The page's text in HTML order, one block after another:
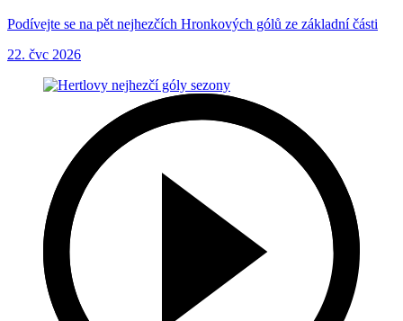
Podívejte se na pět nejhezčích Hronkových gólů ze základní části
22. čvc 2026